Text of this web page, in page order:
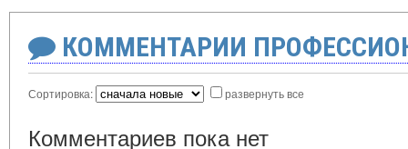
КОММЕНТАРИИ
Сортировка: развернуть все
Комментариев пока нет